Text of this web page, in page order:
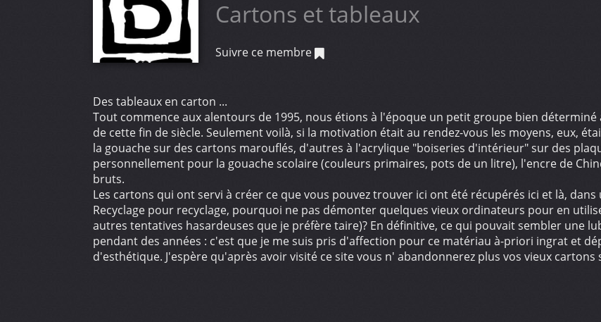
Cartons et tableaux
Suivre ce membre
Des tableaux en carton ...
Tout commence aux alentours de 1995, nous étions à l'époque un petit groupe bien
de cette fin de siècle. Seulement voilà, si la motivation était au rendez-vous les moyens, eux,
la gouache sur des cartons marouflés, d'autres à l'acrylique "boiseries d'intérieur" sur des
personnellement pour la gouache scolaire (couleurs primaires, pots de un litre), l'encre de
bruts.
Les cartons qui ont servi à créer ce que vous pouvez trouver ici ont été récupérés ici et là,
Recyclage pour recyclage, pourquoi ne pas démonter quelques vieux ordinateurs pour en
autres tentatives hasardeuses que je préfère taire)? En définitive, ce qui pouvait sembler une
pendant des années : c'est que je me suis pris d'affection pour ce matériau à-priori ingrat et
d'esthétique. J'espère qu'après avoir visité ce site vous n' abandonnerez plus vos vieux cartons